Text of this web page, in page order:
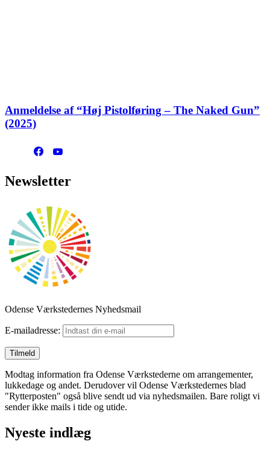
Anmeldelse af “Høj Pistolføring – The Naked Gun”
(2025)
Newsletter
Odense Værkstedernes Nyhedsmail
E-mailadresse:
Modtag information fra Odense Værkstederne om arrangementer,
lukkedage og andet. Derudover vil Odense Værkstedernes blad
"Rytterposten" også blive sendt ud via nyhedsmailen. Bare roligt vi
sender ikke mails i tide og utide.
Nyeste indlæg